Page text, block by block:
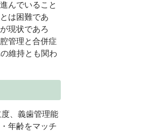
んでいること
は困難であ
現状であろ
管理と合併症
維持とも関わ
、義歯管理能
年齢をマッチ